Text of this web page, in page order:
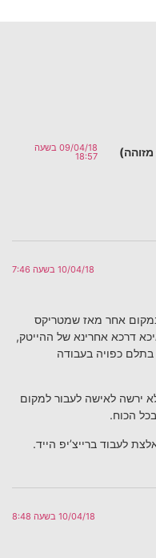
09/04/18 בשעה
18:57
10/04/18 בשעה 7:46
אחר מאז שמטריקס
דרכא אחרינא של ההייטק,
בתלם כפויה בעבודה
ירשה לאישה לעבור למקום
הכוח.
לעבוד ברייצ’יפ הייד.
10/04/18 בשעה 8:48